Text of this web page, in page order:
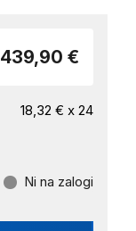
439,90 €
18,32 € x 24
Ni na zalogi